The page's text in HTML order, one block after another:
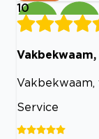
10
Service